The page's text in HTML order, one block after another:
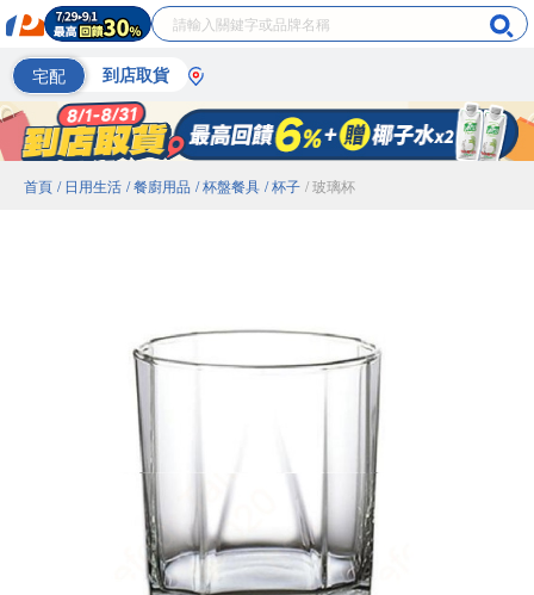
宅配 到店取貨
首頁 / 日用生活 / 餐廚用品 / 杯盤餐具 / 杯子 / 玻璃杯